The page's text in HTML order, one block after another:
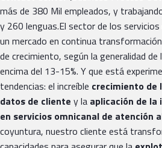
más de 380 Mil empleados, y
y 260 lenguas.El sector de los
un mercado en continua
de crecimiento, según la generalidad
encima del 13-15%. Y que está
tendencias: el increíble crecimiento de
datos de cliente y la aplicación de
en servicios omnicanal de atención
coyuntura, nuestro cliente está